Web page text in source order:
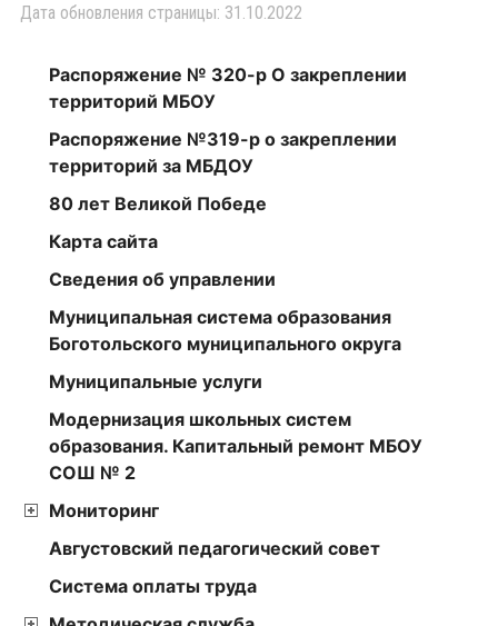
Дата обновления страницы: 31.10.2022
Распоряжение № 320-р О закреплении
территорий МБОУ
Распоряжение №319-р о закреплении
территорий за МБДОУ
80 лет Великой Победе
Карта сайта
Сведения об управлении
Муниципальная система образования
Боготольского муниципального округа
Муниципальные услуги
Модернизация школьных систем
образования. Капитальный ремонт МБОУ
СОШ № 2
Мониторинг
Августовский педагогический совет
Cистема оплаты труда